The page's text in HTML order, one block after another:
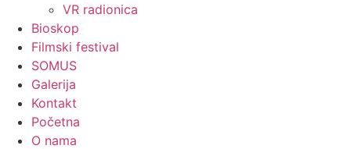
VR radionica
Bioskop
Filmski festival
SOMUS
Galerija
Kontakt
Početna
O nama